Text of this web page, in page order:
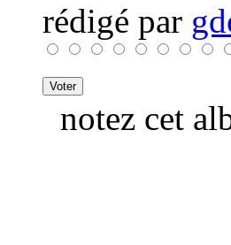
rédigé par
notez cet